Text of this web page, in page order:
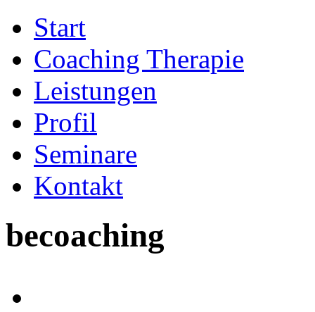
Start
Coaching Therapie
Leistungen
Profil
Seminare
Kontakt
becoaching